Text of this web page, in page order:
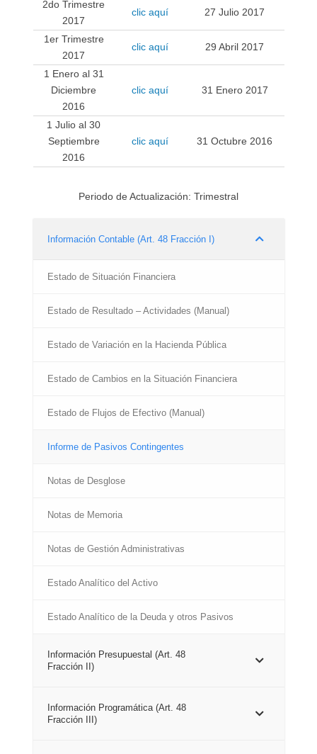
2do Trimestre
2017
clic aquí 27 Julio 2017
1er Trimestre
2017
clic aquí 29 Abril 2017
1 Enero al 31
Diciembre
2016
clic aquí 31 Enero 2017
1 Julio al 30
Septiembre
2016
clic aquí 31 Octubre 2016
Periodo de Actualización: Trimestral
Información Contable (Art. 48 Fracción I)
Estado de Situación Financiera
Estado de Resultado – Actividades (Manual)
Estado de Variación en la Hacienda Pública
Estado de Cambios en la Situación Financiera
Estado de Flujos de Efectivo (Manual)
Informe de Pasivos Contingentes
Notas de Desglose
Notas de Memoria
Notas de Gestión Administrativas
Estado Analítico del Activo
Estado Analítico de la Deuda y otros Pasivos
Información Presupuestal (Art. 48
Fracción II)
Información Programática (Art. 48
Fracción III)